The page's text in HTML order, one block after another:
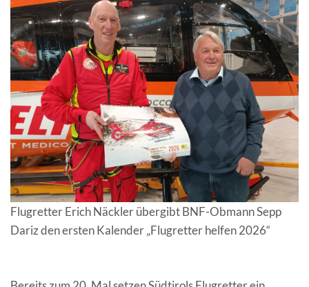
Flugretter Erich Näckler übergibt BNF-Obmann Sepp
Dariz den ersten Kalender „Flugretter helfen 2026“